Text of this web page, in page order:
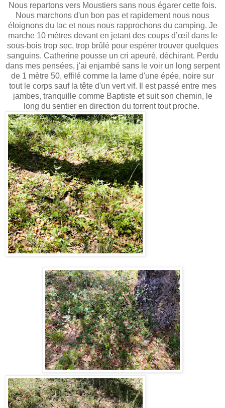
Nous repartons vers Moustiers sans nous égarer cette fois.
Nous marchons d'un bon pas et rapidement nous nous
éloignons du lac et nous nous rapprochons du camping. Je
marche 10 mètres devant en jetant des coups d’œil dans le
sous-bois trop sec, trop brûlé pour espérer trouver quelques
sanguins. Catherine pousse un cri apeuré, déchirant. Perdu
dans mes pensées, j'ai enjambé sans le voir un long serpent
de 1 mètre 50, effilé comme la lame d'une épée, noire sur
tout le corps sauf la tête d'un vert vif. Il est passé entre mes
jambes, tranquille comme Baptiste et suit son chemin, le
long du sentier en direction du torrent tout proche.